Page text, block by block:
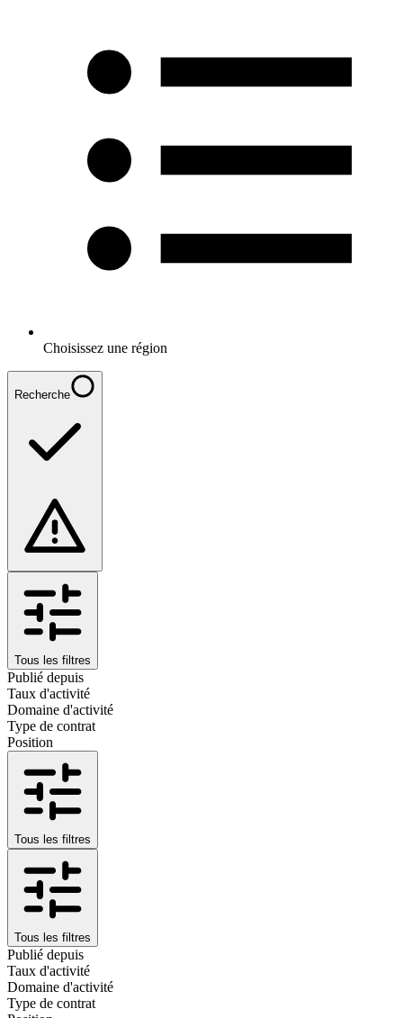
Choisissez une région
Recherche
Tous les filtres
Publié depuis
Taux d'activité
Domaine d'activité
Type de contrat
Position
Tous les filtres
Tous les filtres
Publié depuis
Taux d'activité
Domaine d'activité
Type de contrat